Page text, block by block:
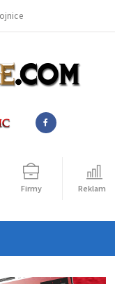
Firmy Reklama